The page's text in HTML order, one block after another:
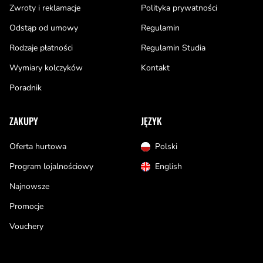
Zwroty i reklamacje
Odstąp od umowy
Rodzaje płatności
Wymiary kolczyków
Poradnik
Polityka prywatności
Regulamin
Regulamin Studia
Kontakt
ZAKUPY
Oferta hurtowa
Program lojalnościowy
Najnowsze
Promocje
Vouchery
JĘZYK
Polski
English